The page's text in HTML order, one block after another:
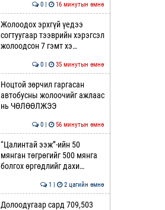
0 | 16 минутын өмнө
Жолоодох эрхгүй үедээ
согтуугаар тээврийн хэрэгсэл
жолоодсон 7 гэмт хэ…
0 | 35 минутын өмнө
Ноцтой зөрчил гаргасан
автобусны жолоочийг ажлаас
нь ЧӨЛӨӨЛЖЭЭ
0 | 56 минутын өмнө
“Цалинтай ээж”-ийн 50
мянган төгрөгийг 500 мянга
болгох өргөдлийг дахи…
1 | 2 цагийн өмнө
Долоодугаар сард 709,503